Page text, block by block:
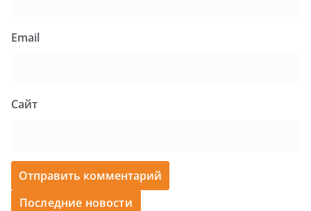
Email
Сайт
Последние новости